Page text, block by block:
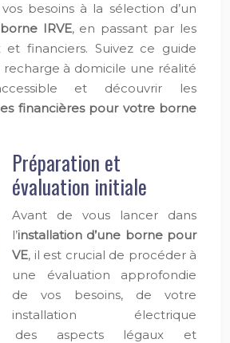
besoins à la sélection d’un
IRVE, en passant par les
et financiers. Suivez ce guide
à domicile une réalité
et découvrir les
financières pour votre borne
Préparation et
évaluation initiale
Avant de vous lancer dans
l’installation d’une borne pour
VE, il est crucial de procéder à
une évaluation approfondie
de vos besoins, de votre
installation électrique
des aspects légaux et